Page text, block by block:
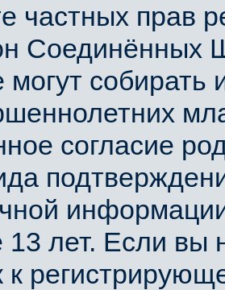
частных прав
Соединённых
могут
согласие
лет. Если вы
к